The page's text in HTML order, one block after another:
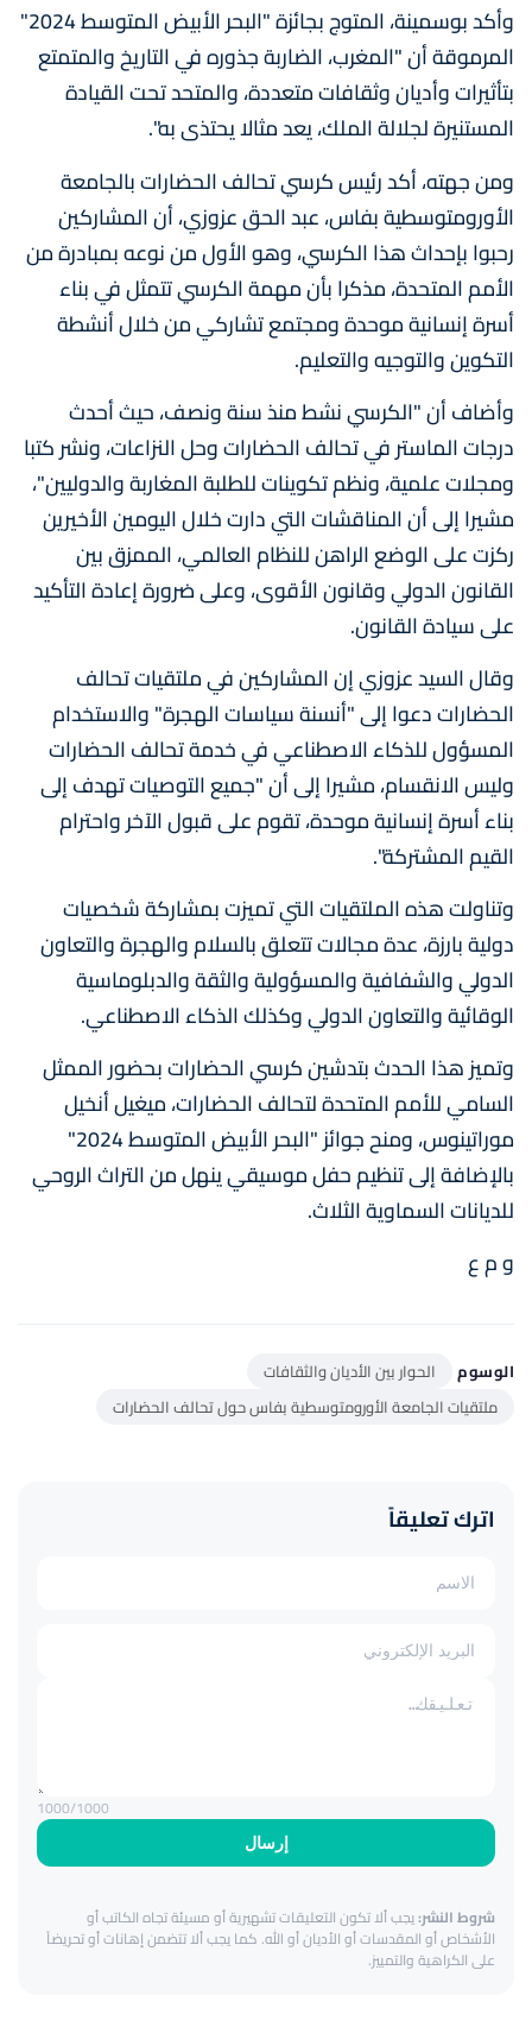
وأكد بوسمينة، المتوج بجائزة "البحر الأبيض المتوسط 2024"
المرموقة أن "المغرب، الضاربة جذوره في التاريخ والمتمتع
بتأثيرات وأديان وثقافات متعددة، والمتحد تحت القيادة
المستنيرة لجلالة الملك، يعد مثالا يحتذى به".
ومن جهته، أكد رئيس كرسي تحالف الحضارات بالجامعة
الأورومتوسطية بفاس، عبد الحق عزوزي، أن المشاركين
رحبوا بإحداث هذا الكرسي، وهو الأول من نوعه بمبادرة من
الأمم المتحدة، مذكرا بأن مهمة الكرسي تتمثل في بناء
أسرة إنسانية موحدة ومجتمع تشاركي من خلال أنشطة
التكوين والتوجيه والتعليم.
وأضاف أن "الكرسي نشط منذ سنة ونصف، حيث أحدث
درجات الماستر في تحالف الحضارات وحل النزاعات، ونشر كتبا
ومجلات علمية، ونظم تكوينات للطلبة المغاربة والدوليين"،
مشيرا إلى أن المناقشات التي دارت خلال اليومين الأخيرين
ركزت على الوضع الراهن للنظام العالمي، الممزق بين
القانون الدولي وقانون الأقوى، وعلى ضرورة إعادة التأكيد
على سيادة القانون.
وقال السيد عزوزي إن المشاركين في ملتقيات تحالف
الحضارات دعوا إلى "أنسنة سياسات الهجرة" والاستخدام
المسؤول للذكاء الاصطناعي في خدمة تحالف الحضارات
وليس الانقسام، مشيرا إلى أن "جميع التوصيات تهدف إلى
بناء أسرة إنسانية موحدة، تقوم على قبول الآخر واحترام
القيم المشتركة".
وتناولت هذه الملتقيات التي تميزت بمشاركة شخصيات
دولية بارزة، عدة مجالات تتعلق بالسلام والهجرة والتعاون
الدولي والشفافية والمسؤولية والثقة والدبلوماسية
الوقائية والتعاون الدولي وكذلك الذكاء الاصطناعي.
وتميز هذا الحدث بتدشين كرسي الحضارات بحضور الممثل
السامي للأمم المتحدة لتحالف الحضارات، ميغيل أنخيل
موراتينوس، ومنح جوائز "البحر الأبيض المتوسط 2024"
بالإضافة إلى تنظيم حفل موسيقي ينهل من التراث الروحي
للديانات السماوية الثلاث.
و م ع
الوسوم
الحوار بين الأديان والثقافات
ملتقيات الجامعة الأورومتوسطية بفاس حول تحالف الحضارات
اترك تعليقاً
إرسال
1000/1000
شروط النشر:يجب ألا تكون التعليقات تشهيرية أو مسيئة تجاه الكاتب أو
الأشخاص أو المقدسات أو الأديان أو الله. كما يجب ألا تتضمن إهانات أو تحريضاً
على الكراهية والتمييز.